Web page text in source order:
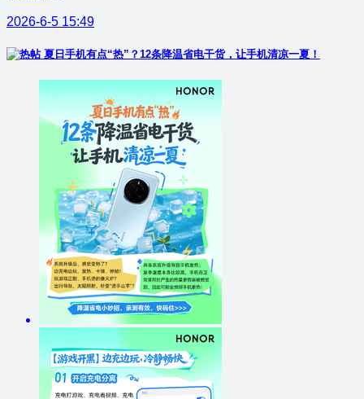
2026-6-5 15:49
夏日手机有点“热”？12条降温省电干货，让手机清凉一夏！